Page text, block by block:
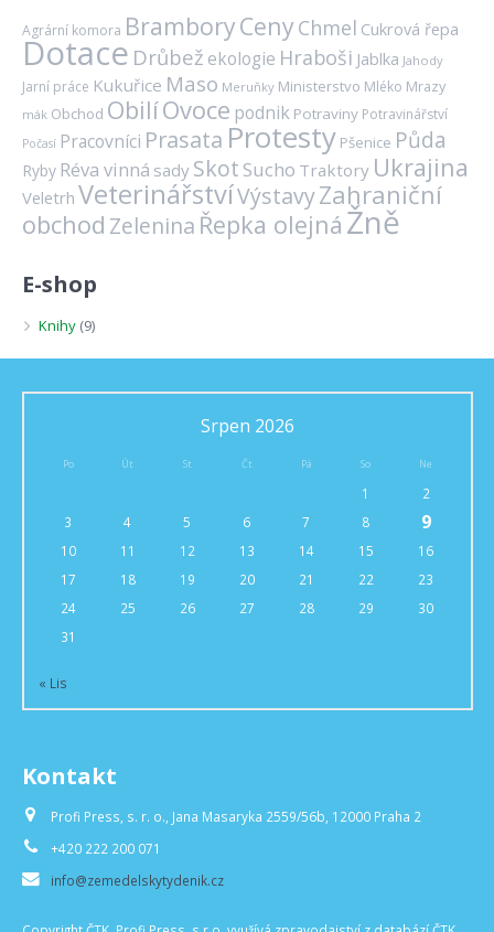
Agrární komora BramboryCenyChmel Cukrová řepa
Dotace Drůbež ekologie Hraboši Jablka Jahody
Jarní práce Kukuřice Maso Meruňky Ministerstvo Mléko Mrazy
mák Obchod ObilíOvoce podnik Potraviny Potravinářství
Počasí Pracovníci Prasata Protesty Pšenice Půda
Ryby Réva vinná sady Skot Sucho Traktory Ukrajina
Veletrh VeterinářstvíVýstavyZahraniční
obchod Zelenina Řepka olejná Žně
E-shop
Knihy (9)
Srpen 2026
Po Út St Čt Pá So Ne
1
2
3
4 5 6 7 8 9
10 11 12 13 14 15
16
17
18 19 20 21 22
23
24
25 26 27 28 29
30
31
« Lis
Kontakt
Profi Press, s. r. o., Jana Masaryka 2559/56b, 12000 Praha 2
+420 222 200 071
info@zemedelskytydenik.cz